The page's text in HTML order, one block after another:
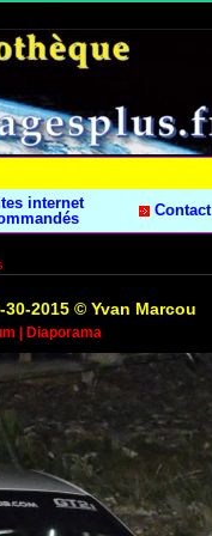
internet
Contact
2015 © Yvan Marcou
Diaporama